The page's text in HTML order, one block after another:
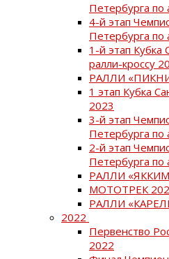
Петербурга
4-й этап
Петербурга
1-й этап Кубка
ралли-кроссу
РАЛЛИ
1 этап Кубка
2023
3-й этап
Петербурга
2-й этап
Петербурга
РАЛЛИ
МОТОТРЕК
РАЛЛИ
2022
Первенство
2022